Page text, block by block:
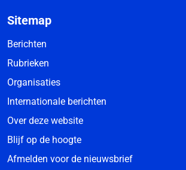
Sitemap
Berichten
Rubrieken
Organisaties
Internationale berichten
Over deze website
Blijf op de hoogte
Afmelden voor de nieuwsbrief